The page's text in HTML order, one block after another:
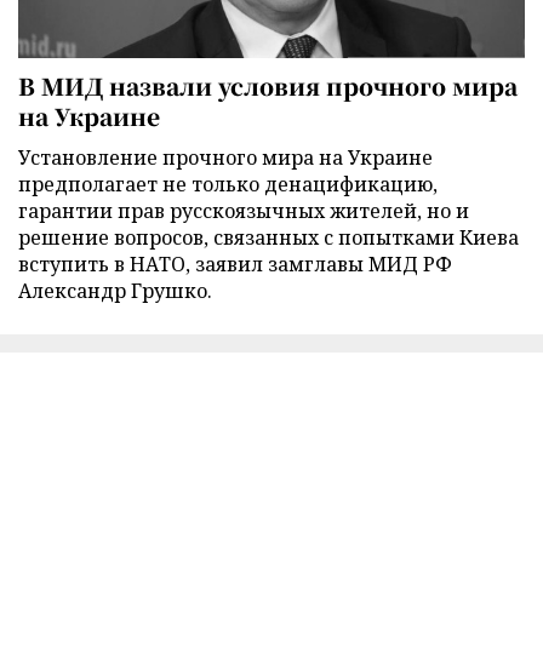
В МИД назвали условия прочного мира
на Украине
Установление прочного мира на Украине
предполагает не только денацификацию,
гарантии прав русскоязычных жителей, но и
решение вопросов, связанных с попытками Киева
вступить в НАТО, заявил замглавы МИД РФ
Александр Грушко.